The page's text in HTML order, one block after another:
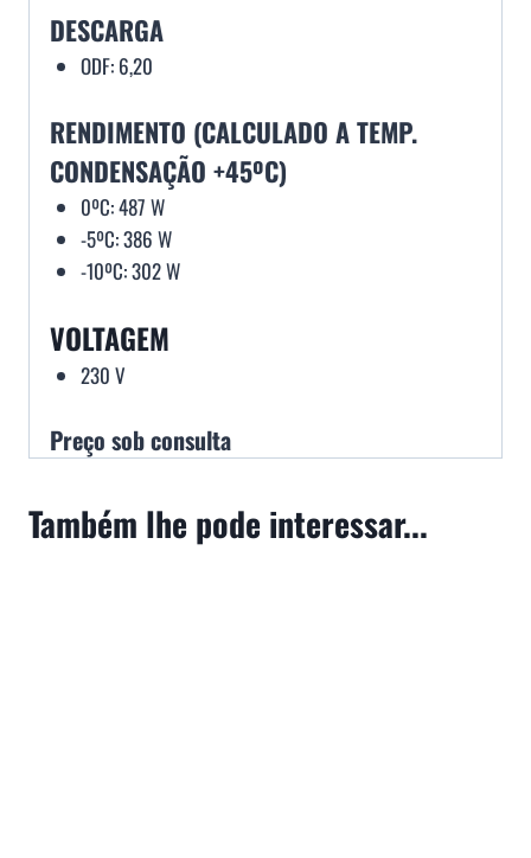
DESCARGA
ODF: 6,20
RENDIMENTO (CALCULADO A TEMP.
CONDENSAÇÃO +45ºC)
0ºC: 487 W
-5ºC: 386 W
-10ºC: 302 W
VOLTAGEM
230 V
Preço sob consulta
Também lhe pode interessar...